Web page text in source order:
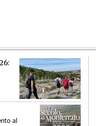
al